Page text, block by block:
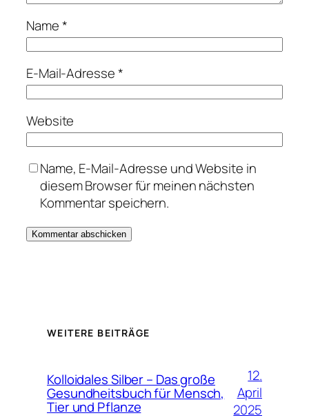
Name*
E-Mail-Adresse*
Website
Name, E-Mail-Adresse und Website in
diesem Browser für meinen nächsten
Kommentar speichern.
WEITERE BEITRÄGE
Kolloidales Silber – Das große
Gesundheitsbuch für Mensch,
Tier und Pflanze
12.
April
2025